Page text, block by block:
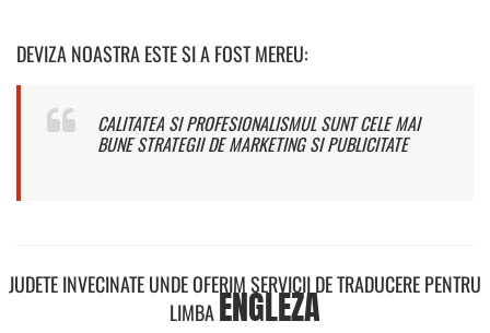
DEVIZA NOASTRA ESTE SI A FOST MEREU:
CALITATEA SI PROFESIONALISMUL SUNT CELE MAI
BUNE STRATEGII DE MARKETING SI PUBLICITATE
JUDETE INVECINATE UNDE OFERIM SERVICII DE TRADUCERE PENTRU
LIMBAENGLEZA